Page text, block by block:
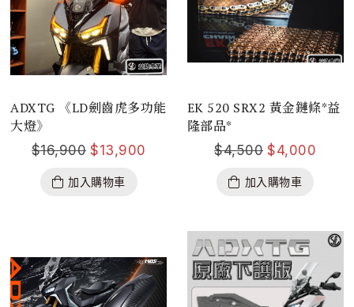
ADXTG 《LD劍齒虎多功能
大燈》
$16,900 $13,900
加入購物車
EK 520 SRX2 黃金鏈條*益
隆部品*
$4,500 $4,000
加入購物車